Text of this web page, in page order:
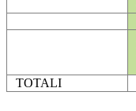
TOTALI